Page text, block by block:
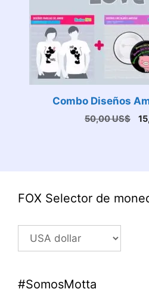
Combo Diseños
50,00US$
El
FOX Selector de
#SomosMotta